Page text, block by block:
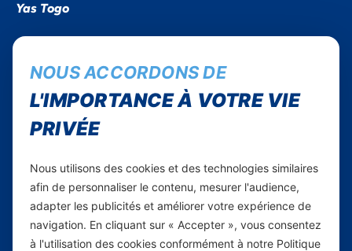
Yas Togo
Yas en Afrique
Axian Telecom
Services Mobiles
Internet Résidentiel
Business
NOUS ACCORDONS DE
L'IMPORTANCE À VOTRE VIE
PRIVÉE
Nous utilisons des cookies et des technologies similaires
afin de personnaliser le contenu, mesurer l'audience,
adapter les publicités et améliorer votre expérience de
navigation. En cliquant sur « Accepter », vous consentez
à l'utilisation des cookies conformément à notre Politique